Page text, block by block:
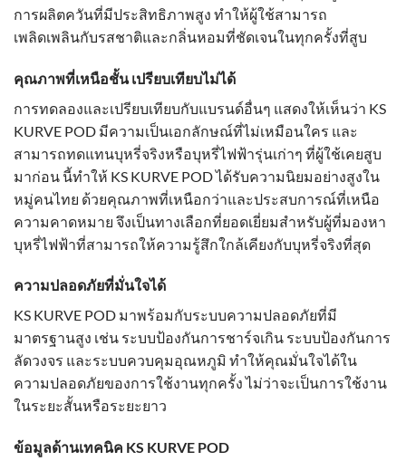
การผลิตควันที่มีประสิทธิภาพสูง ทำให้ผู้ใช้สามารถ
เพลิดเพลินกับรสชาติและกลิ่นหอมที่ชัดเจนในทุกครั้งที่สูบ
คุณภาพที่เหนือชั้น เปรียบเทียบไม่ได้
การทดลองและเปรียบเทียบกับแบรนด์อื่นๆ แสดงให้เห็นว่า KS
KURVE POD มีความเป็นเอกลักษณ์ที่ไม่เหมือนใคร และ
สามารถทดแทนบุหรี่จริงหรือบุหรี่ไฟฟ้ารุ่นเก่าๆ ที่ผู้ใช้เคยสูบ
มาก่อน นี้ทำให้ KS KURVE POD ได้รับความนิยมอย่างสูงใน
หมู่คนไทย ด้วยคุณภาพที่เหนือกว่าและประสบการณ์ที่เหนือ
ความคาดหมาย จึงเป็นทางเลือกที่ยอดเยี่ยมสำหรับผู้ที่มองหา
บุหรี่ไฟฟ้าที่สามารถให้ความรู้สึกใกล้เคียงกับบุหรี่จริงที่สุด
ความปลอดภัยที่มั่นใจได้
KS KURVE POD มาพร้อมกับระบบความปลอดภัยที่มี
มาตรฐานสูง เช่น ระบบป้องกันการชาร์จเกิน ระบบป้องกันการ
ลัดวงจร และระบบควบคุมอุณหภูมิ ทำให้คุณมั่นใจได้ใน
ความปลอดภัยของการใช้งานทุกครั้ง ไม่ว่าจะเป็นการใช้งาน
ในระยะสั้นหรือระยะยาว
ข้อมูลด้านเทคนิค KS KURVE POD